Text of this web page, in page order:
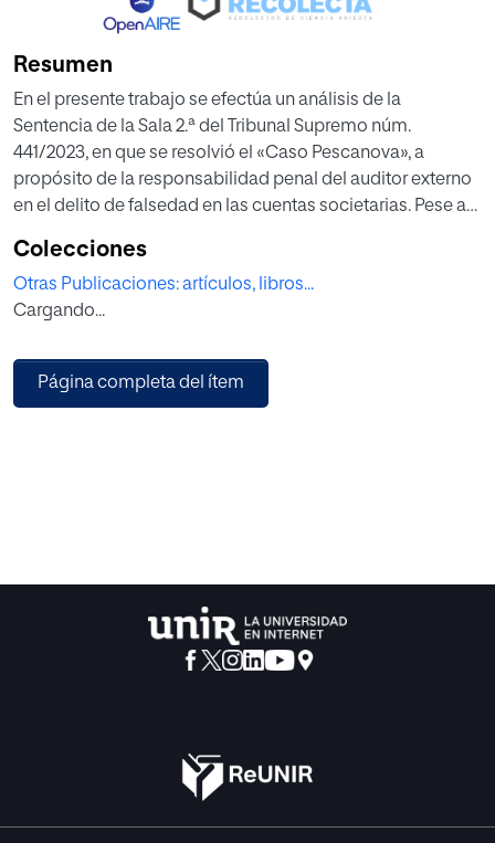
Resumen
En el presente trabajo se efectúa un análisis de la
Sentencia de la Sala 2.ª del Tribunal Supremo núm.
441/2023, en que se resolvió el «Caso Pescanova», a
propósito de la responsabilidad penal del auditor externo
en el delito de falsedad en las cuentas societarias. Pese a
condenado al auditor, el Alto Tribunal le absuelve sobre la
base de que la resolución recurrida no detalla ni precisa,
en los hechos probados, la comisión dolosa del delito.
sentencias, se aportan una serie de pautas interpretativas
de este delito y de su aplicación en diferentes supuestos.
Colecciones
Otras Publicaciones: artículos, libros...
Cargando...
Página completa del ítem